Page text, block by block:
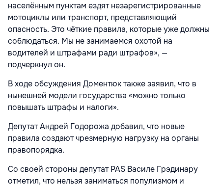
населённым пунктам ездят незарегистрированные
мотоциклы или транспорт, представляющий
опасность. Это чёткие правила, которые уже должны
соблюдаться. Мы не занимаемся охотой на
водителей и штрафами ради штрафов», —
подчеркнул он.
В ходе обсуждения Доментюк также заявил, что в
нынешней модели государства «можно только
повышать штрафы и налоги».
Депутат Андрей Годорожа добавил, что новые
правила создают чрезмерную нагрузку на органы
правопорядка.
Со своей стороны депутат PAS Василе Грэдинару
отметил, что нельзя заниматься популизмом и